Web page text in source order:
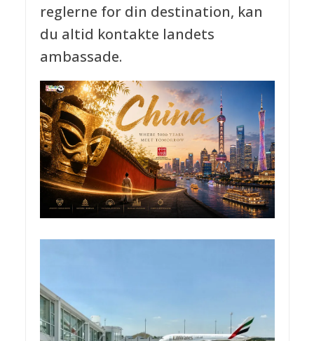
reglerne for din destination, kan
du altid kontakte landets
ambassade.